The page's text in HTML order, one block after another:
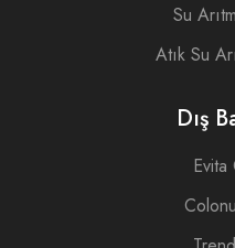
Su
Atık Su
Dış
Evita